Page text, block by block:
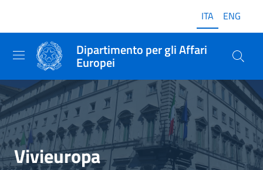
ITA ENG
Dipartimento per gli Affari
Europei
Vivieuropa